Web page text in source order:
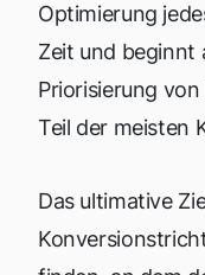
Optimierung
Zeit und beginnt
Priorisierung
Teil der meisten
Das ultimative